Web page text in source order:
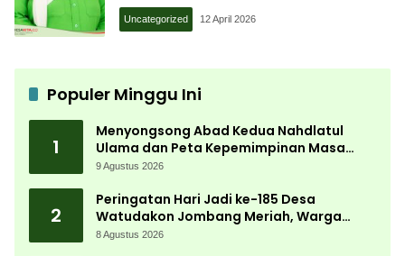
Uncategorized 12 April 2026
Populer Minggu Ini
1
Menyongsong Abad Kedua Nahdlatul
Ulama dan Peta Kepemimpinan Masa
Depan Pasca Muktamar ke-35
9 Agustus 2026
2
Peringatan Hari Jadi ke-185 Desa
Watudakon Jombang Meriah, Warga
Tumpek Blek Padati Karnaval Budaya
8 Agustus 2026